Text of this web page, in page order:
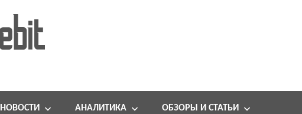
НОВОСТИ АНАЛИТИКА ОБЗОРЫ И СТАТЬИ